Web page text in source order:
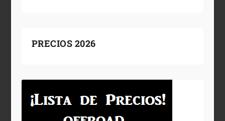
PRECIOS 2026